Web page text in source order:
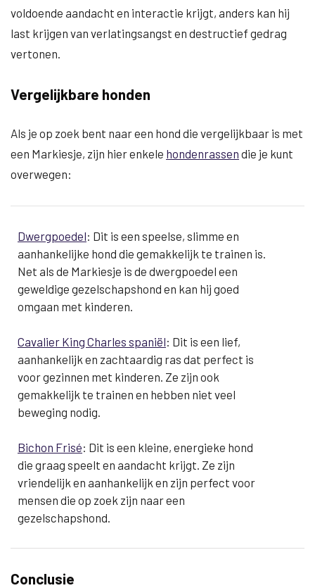
voldoende aandacht en interactie krijgt, anders kan hij
last krijgen van verlatingsangst en destructief gedrag
vertonen.
Vergelijkbare honden
Als je op zoek bent naar een hond die vergelijkbaar is met
een Markiesje, zijn hier enkele hondenrassen die je kunt
overwegen:
Dwergpoedel: Dit is een speelse, slimme en
aanhankelijke hond die gemakkelijk te trainen is.
Net als de Markiesje is de dwergpoedel een
geweldige gezelschapshond en kan hij goed
omgaan met kinderen.
Cavalier King Charles spaniël: Dit is een lief,
aanhankelijk en zachtaardig ras dat perfect is
voor gezinnen met kinderen. Ze zijn ook
gemakkelijk te trainen en hebben niet veel
beweging nodig.
Bichon Frisé: Dit is een kleine, energieke hond
die graag speelt en aandacht krijgt. Ze zijn
vriendelijk en aanhankelijk en zijn perfect voor
mensen die op zoek zijn naar een
gezelschapshond.
Conclusie